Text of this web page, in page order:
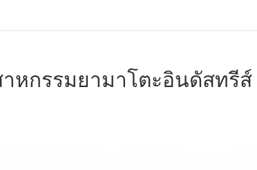
หกรรมยามาโตะอินดัสทรีส์